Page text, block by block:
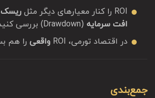
ROI را کنار معیارهای دیگر مثل
ریسک
افت سرمایه (Drawdown) بررسی کنید.
در اقتصاد تورمی، ROI
واقعیرا هم
جمع‌بندی